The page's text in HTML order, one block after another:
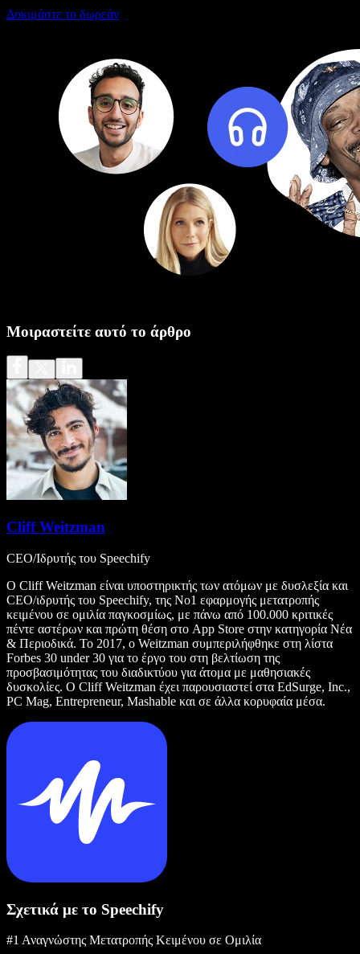
Δοκιμάστε το δωρεάν
Μοιραστείτε αυτό το άρθρο
Cliff Weitzman
CEO/Ιδρυτής του Speechify
Ο Cliff Weitzman είναι υποστηρικτής των ατόμων με δυσλεξία και
CEO/ιδρυτής του Speechify, της Νο1 εφαρμογής μετατροπής
κειμένου σε ομιλία παγκοσμίως, με πάνω από 100.000 κριτικές
πέντε αστέρων και πρώτη θέση στο App Store στην κατηγορία Νέα
& Περιοδικά. Το 2017, ο Weitzman συμπεριλήφθηκε στη λίστα
Forbes 30 under 30 για το έργο του στη βελτίωση της
προσβασιμότητας του διαδικτύου για άτομα με μαθησιακές
δυσκολίες. Ο Cliff Weitzman έχει παρουσιαστεί στα EdSurge, Inc.,
PC Mag, Entrepreneur, Mashable και σε άλλα κορυφαία μέσα.
Σχετικά με το Speechify
#1 Αναγνώστης Μετατροπής Κειμένου σε Ομιλία